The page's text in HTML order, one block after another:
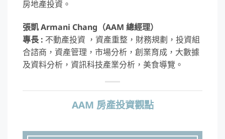
房地產投資。
張凱 Armani Chang（AAM 總經理）
專長 : 不動產投資 ，資產重整，財務規劃，投資組
合諮商，資產管理，市場分析，創業育成，大數據
及資料分析，資訊科技產業分析，美食導覽。
AAM 房產投資觀點